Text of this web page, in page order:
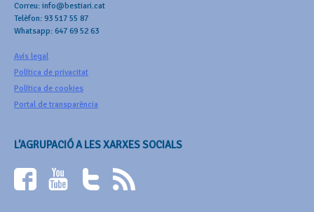
Correu: info@bestiari.cat
Telèfon: 93 517 55 87
Whatsapp: 647 69 52 63
Avís legal
Política de privacitat
Política de cookies
Portal de transparència
L’AGRUPACIÓ A LES XARXES SOCIALS